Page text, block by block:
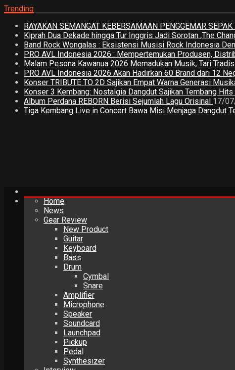
Trending
RAYAKAN SEMANGAT KEBERSAMAAN PENGGEMAR
Kiprah Dua Dekade hingga Tur Inggris Jadi Sorotan ,The
Band Rock Wongalas : Eksistensi Musisi Rock Indonesia
PRO AVL Indonesia 2026 : Mempertemukan Produsen,
Malam Pesona Kawanua 2026 Memadukan Musik, Tari
PRO AVL Indonesia 2026 Akan Hadirkan 60 Brand dari 12
Konser TRIBUTE TO 2D Sajikan Empat Warna Generasi
Konser 3 Kembang: Nostalgia Dangdut Sajikan Tembang
Album Perdana REBORN Berisi Sejumlah Lagu Orisinal 17/
Tiga Kembang Live in Concert Bawa Misi Menjaga Dangdut
Home
News
Gear Review
New Product
Guitar
Keyboard
Bass
Drum
Cymbal
Snare
Amplifier
Microphone
Speaker
Soundcard
Launchpad
Pickup
Pedal
Synthesizer